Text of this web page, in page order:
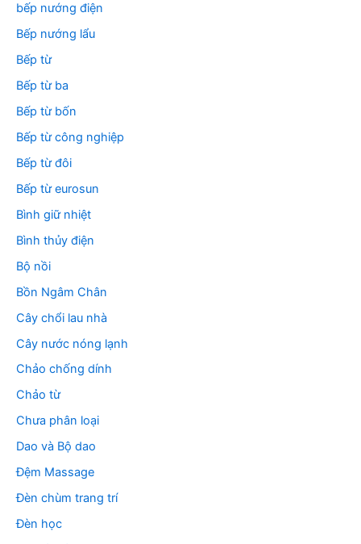
bếp nướng điện
Bếp nướng lẩu
Bếp từ
Bếp từ ba
Bếp từ bốn
Bếp từ công nghiệp
Bếp từ đôi
Bếp từ eurosun
Bình giữ nhiệt
Bình thủy điện
Bộ nồi
Bồn Ngâm Chân
Cây chổi lau nhà
Cây nước nóng lạnh
Chảo chống dính
Chảo từ
Chưa phân loại
Dao và Bộ dao
Đệm Massage
Đèn chùm trang trí
Đèn học